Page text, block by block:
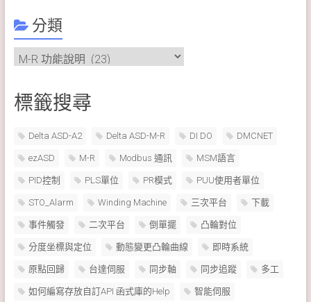
分類
分
類
標籤搜尋
Delta ASD-A2 Delta ASD-M-R DI DO DMCNET
ezASD M-R Modbus 通訊 MSM語言
PID控制 PLS單位 PR模式 PUU使用者單位
STO_Alarm Winding Machine 三次平台 下載
事件觸發 二次平台 倒單擺 凸輪對位
分度坐標與定位 動態變更凸輪曲線 即時系統
原點回歸 台達伺服 同步軸 同步追蹤 多工
如何編寫存放自訂API 函式庫的Help 智能伺服